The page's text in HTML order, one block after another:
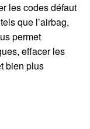
les codes défaut
que l’airbag,
permet
effacer les
bien plus